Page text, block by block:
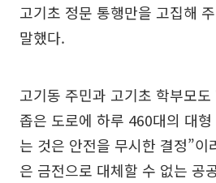
고기초 정문 통행만을 고집해
말했다.
고기동 주민과 고기초 학부모
좁은 도로에 하루 460대의 대
는 것은 안전을 무시한 결정”이
은 금전으로 대체할 수 없는 공